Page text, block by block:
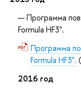
Программа
Formula HF3".
Программа
Formula HF3".
2016 год